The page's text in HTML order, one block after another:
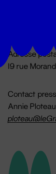
Du lundi au
Adresse
19 rue
Contact
Annie Ploteau